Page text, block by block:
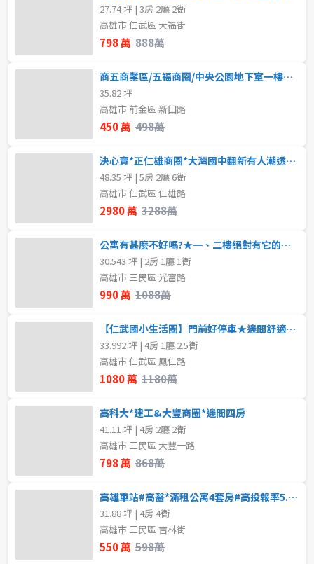
27.74 坪 | 3房 2廳 2衛
高雄市 仁武區 大福街
798 萬 888萬
商五商業區/五福商圈/中央公園地下室一樓店面
35.82 坪
高雄市 前金區 新田路
450 萬 498萬
決心賣*正仁雄商圈*大灣國中翻新有人潮透天店面
48.35 坪 | 5房 2廳 6衛
高雄市 仁武區 仁雄路
2980 萬 3288萬
公寓有甚麼不好嗎?★一、二樓絕對有它的價值所在
30.543 坪 | 2房 1廳 1衛
高雄市 三民區 光富路
990 萬 1088萬
【仁武國小生活圈】門前好停車★邊間舒適★屋況極佳
33.992 坪 | 4房 1廳 2.5衛
高雄市 仁武區 鳳仁路
1080 萬 1180萬
高科大*建工&大豐商圈*邊間四房
41.11 坪 | 4房 2廳 2衛
高雄市 三民區 大豐一路
798 萬 868萬
高雄車站#高醫*滿租公寓4套房#高投報率5.8%
31.88 坪 | 4房 4衛
高雄市 三民區 吉林街
550 萬 598萬